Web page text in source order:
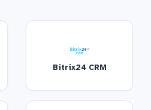
Bitrix24 CRM